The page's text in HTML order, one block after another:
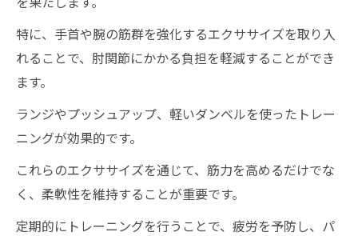
特に、手首や腕の筋群を強化するエクササイズを取り入
れることで、肘関節にかかる負担を軽減することができ
ます。
ランジやプッシュアップ、軽いダンベルを使ったトレー
ニングが効果的です。
これらのエクササイズを通じて、筋力を高めるだけでな
く、柔軟性を維持することが重要です。
定期的にトレーニングを行うことで、疲労を予防し、パ